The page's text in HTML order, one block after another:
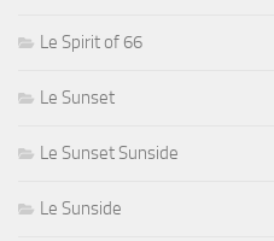
Le Spirit of 66
Le Sunset
Le Sunset Sunside
Le Sunside